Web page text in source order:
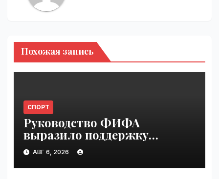
Похожая запись
СПОРТ
Руководство ФИФА
выразило поддержку
Инфантино после его
извинения | VseTime.ru
АВГ 6, 2026